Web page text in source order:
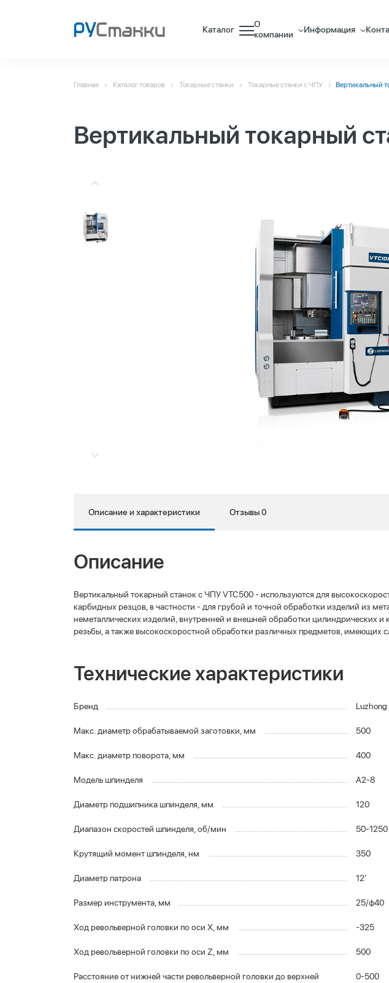
Каталог
О
компании
Информация
Главная Каталог товаров Токарные станки Токарные станки c ЧПУ Вертикальный
Вертикальный токарный
Описание и характеристики Отзывы 0
Описание
Вертикальный токарный станок с ЧПУ VTC500 - используются для
карбидных резцов, в частности - для грубой и точной обработки изделий из
неметаллических изделий, внутренней и внешней обработки цилиндрических и
резьбы, а также высокоскоростной обработки различных предметов, имеющих
Технические характеристики
Бренд Luzhong
Макс. диаметр обрабатываемой заготовки, мм 500
Макс. диаметр поворота, мм 400
Модель шпинделя A2-8
Диаметр подшипника шпинделя, мм 120
Диапазон скоростей шпинделя, об/мин 50-1250
Крутящий момент шпинделя, нм 350
Диаметр патрона 12'
Размер инструмента, мм 25/ф40
Ход револьверной головки по оси X, мм -325
Ход револьверной головки по оси Z, мм 500
Расстояние от нижней части револьверной головки до верхней
0-500